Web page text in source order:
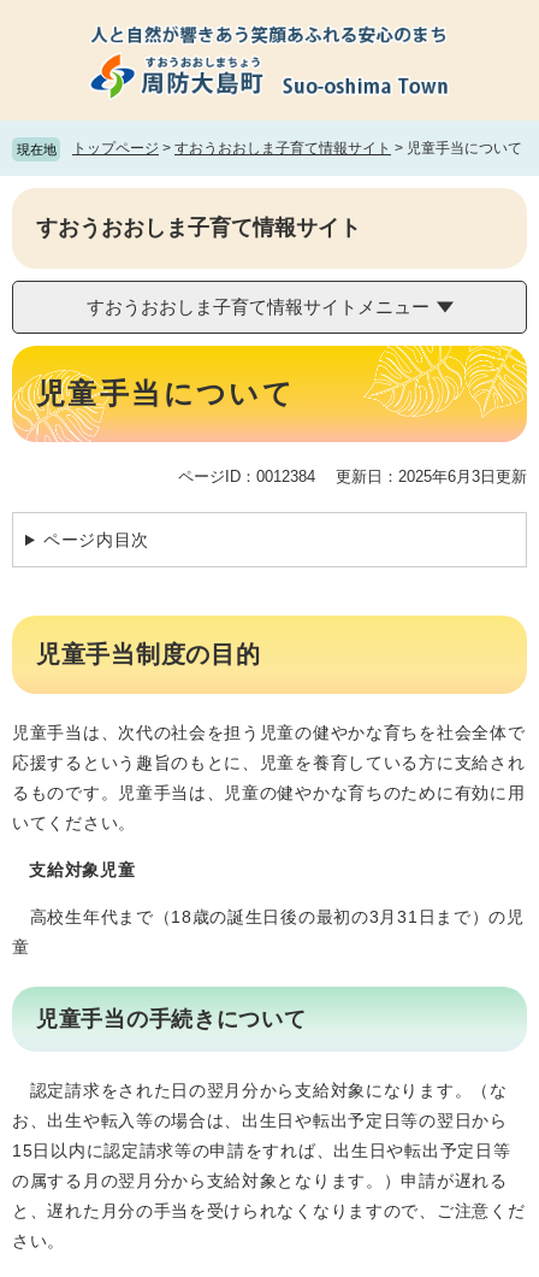
頭
で
す。
飛
ば
へ
現在地 トップページ > すおうおおしま子育て情報サイト > 児童手当について
すおうおおしま子育て情報サイト
すおうおおしま子育て情報サイトメニュー
本
文 児童手当について
ページID：0012384 更新日：2025年6月3日更新
ページ内目次
児童手当制度の目的
児童手当は、次代の社会を担う児童の健やかな育ちを社会全体で
応援するという趣旨のもとに、児童を養育している方に支給され
るものです。児童手当は、児童の健やかな育ちのために有効に用
いてください。
支給対象児童
高校生年代まで（18歳の誕生日後の最初の3月31日まで）の児
童
児童手当の手続きについて
認定請求をされた日の翌月分から支給対象になります。（な
お、出生や転入等の場合は、出生日や転​出予定日等の翌日から
15日以内に認定請求等の申請をすれば、出生日や転出予定日等
の属する月の翌月分から支給対象となります。）申請が遅れる
と、遅れた月分の手当を受けられなくなりますので、ご注意くだ
さい。